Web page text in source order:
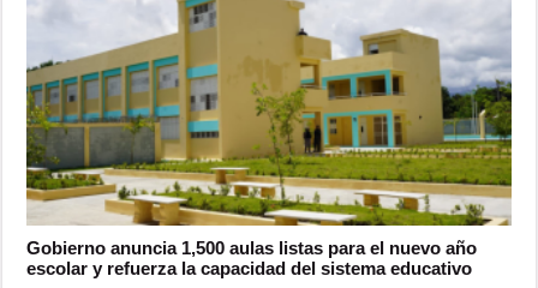
Gobierno anuncia 1,500 aulas listas para el nuevo año
escolar y refuerza la capacidad del sistema educativo